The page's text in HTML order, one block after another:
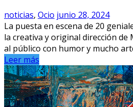
noticias, Ocio junio 28, 2024
La puesta en escena de 20
la creativa y original dirección de
al público con humor y mucho
Leer más